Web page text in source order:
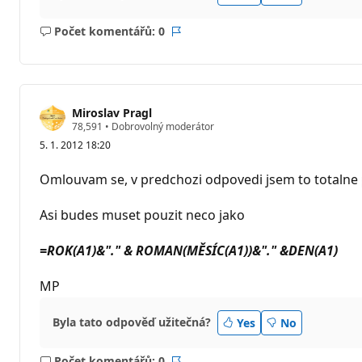
Počet komentářů: 0
Žádné
Miroslav Pragl
78,591 R
p
t
a
n
o
• Dobrovolný moderátor
5. 1. 2012 18:20
Omlouvam se, v predchozi odpovedi jsem to totalne
Asi budes muset pouzit neco jako
=ROK(A1)&"." & ROMAN(MĚSÍC(A1))&"." &DEN(A1)
MP
Byla tato odpověď užitečná? Yes No